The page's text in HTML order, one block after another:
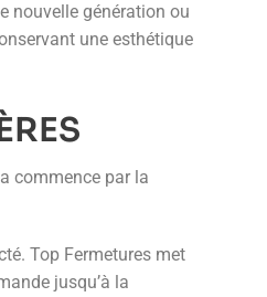
nouvelle génération ou
une esthétique
commence par la
Top Fermetures met
jusqu’à la